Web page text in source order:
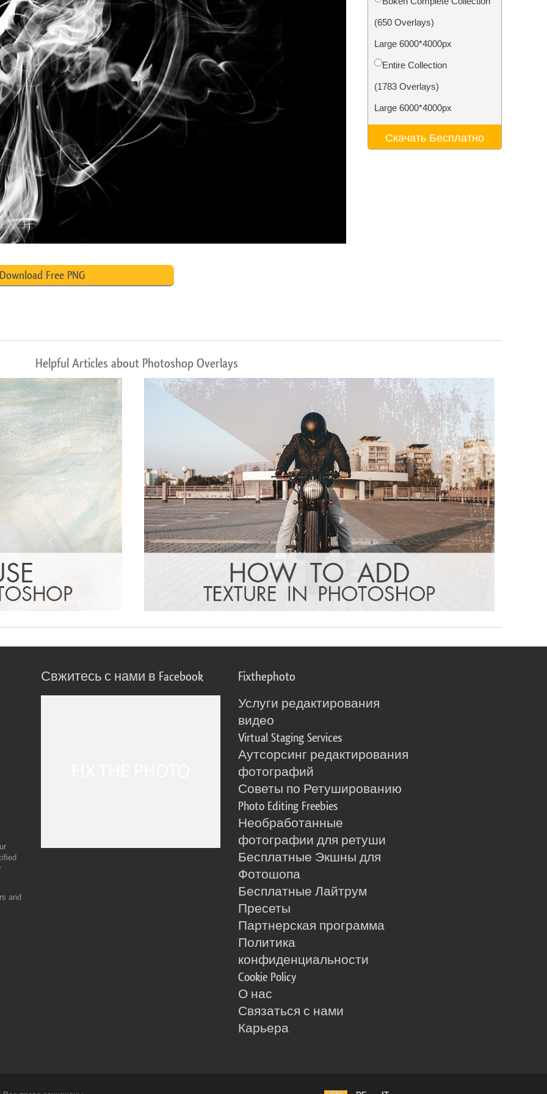
ретуши Ретушь ювелирных
изделий
Данные для обучения
ИИ
(650 Overlays)
Large 6000*4000px
Entire Collection
(1783 Overlays)
Large 6000*4000px
Скачать Бесплатно
Free PNG
Helpful Articles about Photoshop Overlays
and
Свжитесь с нами в Facebook Fixthephoto
Услуги редактирования
видео
Virtual Staging Services
Аутсорсинг редактирования
фотографий
Советы по Ретушированию
Photo Editing Freebies
Необработанные
фотографии для ретуши
Бесплатные Экшны для
Фотошопа
Бесплатные Лайтрум
Пресеты
Партнерская программа
Политика
конфиденциальности
Cookie Policy
О нас
Связаться с нами
Карьера